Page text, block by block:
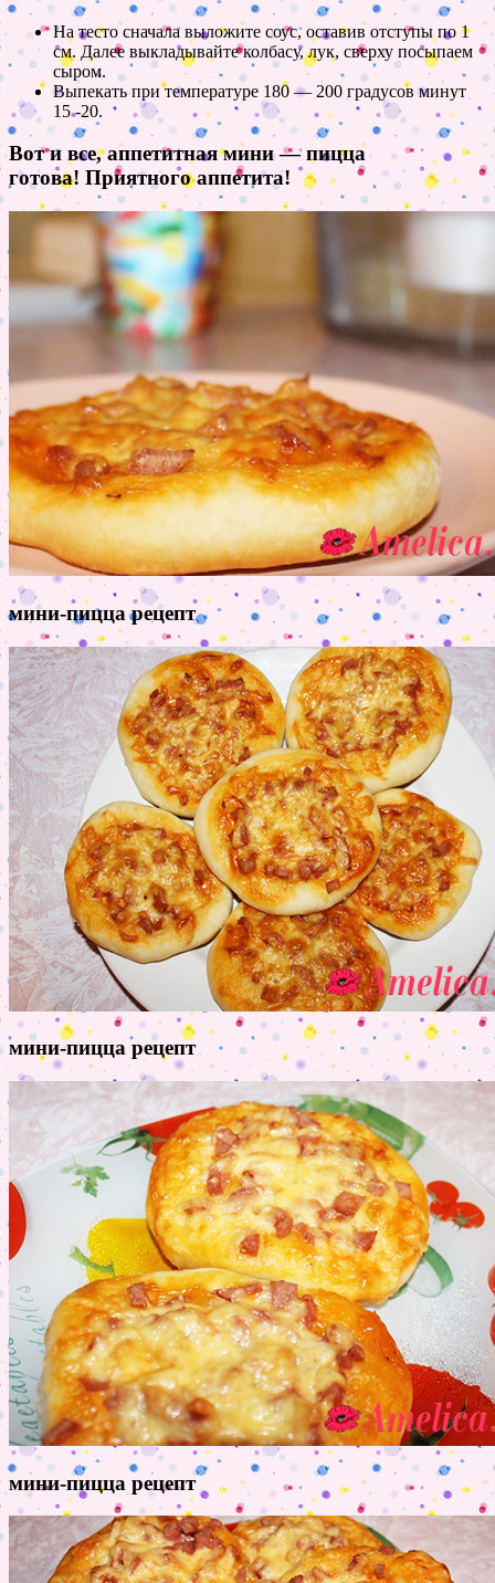
На тесто сначала выложите соус, оставив отступы по 1
см. Далее выкладывайте колбасу, лук, сверху посыпаем
сыром.
Выпекать при температуре 180 — 200 градусов минут
15 -20.
Вот и все, аппетитная мини — пицца
готова! Приятного аппетита!
мини-пицца рецепт
мини-пицца рецепт
мини-пицца рецепт